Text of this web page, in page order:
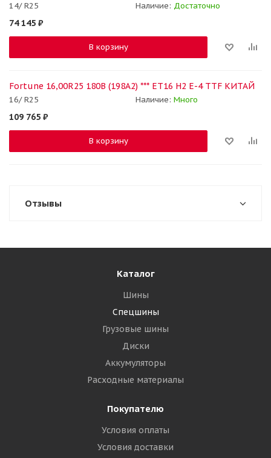
14/ R25 Наличие: Достаточно
74 145 ₽
В корзину
Fortune 16,00R25 180B (198A2) *** ET16 H2 E-4 TTF КИТАЙ
16/ R25 Наличие: Много
109 765 ₽
В корзину
Отзывы
Каталог
Шины
Спецшины
Грузовые шины
Диски
Аккумуляторы
Расходные материалы
Покупателю
Условия оплаты
Условия доставки